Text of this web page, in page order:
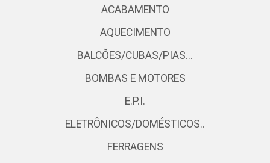
ACABAMENTO
AQUECIMENTO
BALCÕES/CUBAS/PIAS...
BOMBAS E MOTORES
E.P.I.
ELETRÔNICOS/DOMÉSTICOS..
FERRAGENS